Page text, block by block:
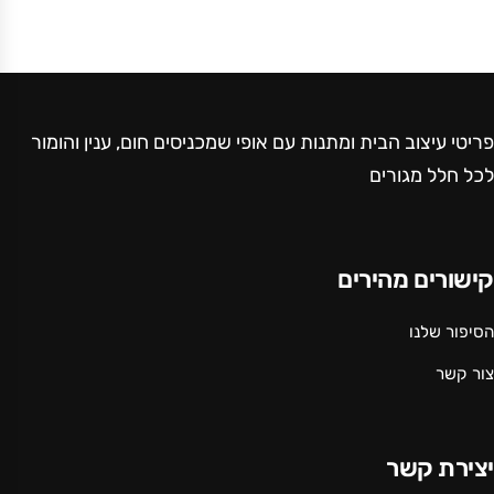
פריטי עיצוב הבית ומתנות עם אופי שמכניסים חום, ענין והומור
לכל חלל מגורים
קישורים מהירים
הסיפור שלנו
צור קשר
יצירת קשר